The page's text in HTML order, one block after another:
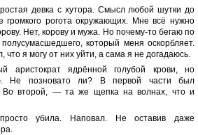
девка с хутора. Смысл любой шутки до
громкого рогота окружающих. Мне всё нужно
Нет, корову и мужа. Но почему-то бегаю по
который меня оскорбляет.
я могу от них уйти, а сама я не догадаюсь.
аристократ ядрённой голубой крови, но
Не позновато ли? В первой части был
Во второй, — та же щепка на волнах, что и
убила. Наповал. Не оставив даже